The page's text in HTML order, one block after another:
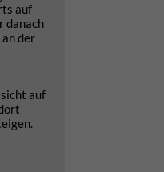
auf
danach
der
auf